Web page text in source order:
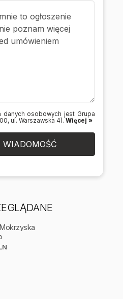
danych osobowych jest Grupa
ul. Warszawska 4).Więcej »
WIADOMOŚĆ